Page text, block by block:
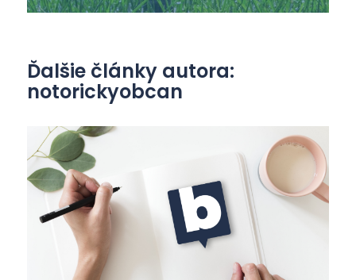
Ďalšie články autora:
notorickyobcan